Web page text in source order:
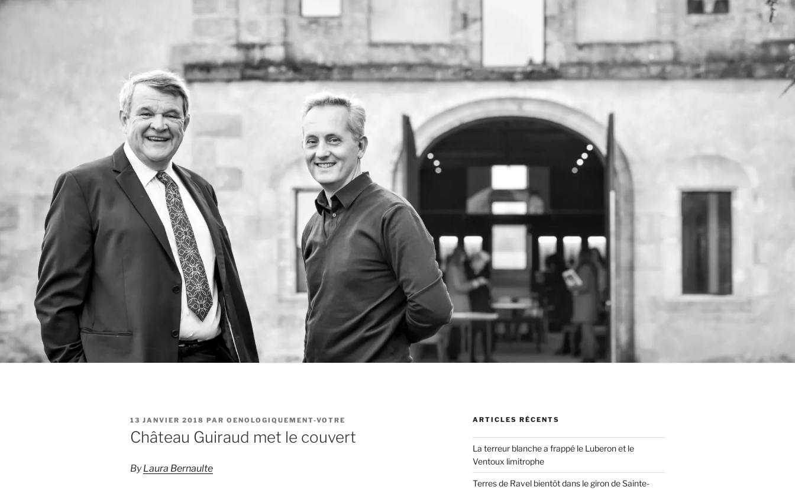
PUBLIÉ
LE
13 JANVIER 2018 PAR OENOLOGIQUEMENT-VOTRE
Château Guiraud met le couvert
ByLaura Bernaulte
ARTICLES RÉCENTS
La terreur blanche a frappé le Luberon et le
Ventoux limitrophe
Terres de Ravel bientôt dans le giron de Sainte-